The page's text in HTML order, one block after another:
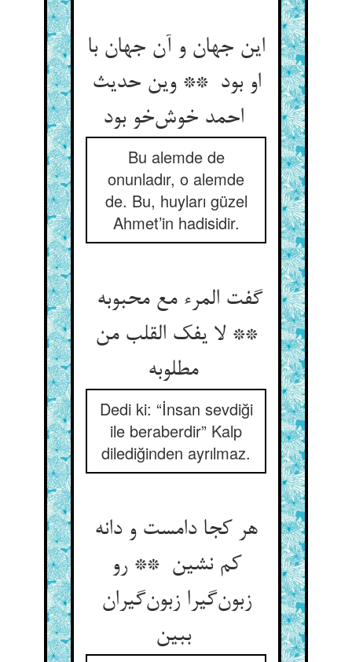
این جهان و آن جهان با
او بود ** وین حدیث
احمد خوش‌خو بود
Bu alemde de
onunladır, o alemde
de. Bu, huyları güzel
Ahmet’in hadisidir.
گفت المرء مع محبوبه
** لا یفک القلب من
مطلوبه
Dedi ki: “İnsan sevdiği
ile beraberdir” Kalp
dilediğinden ayrılmaz.
هر کجا دامست و دانه
کم نشین ** رو
زبون‌گیرا زبون‌گیران
ببین